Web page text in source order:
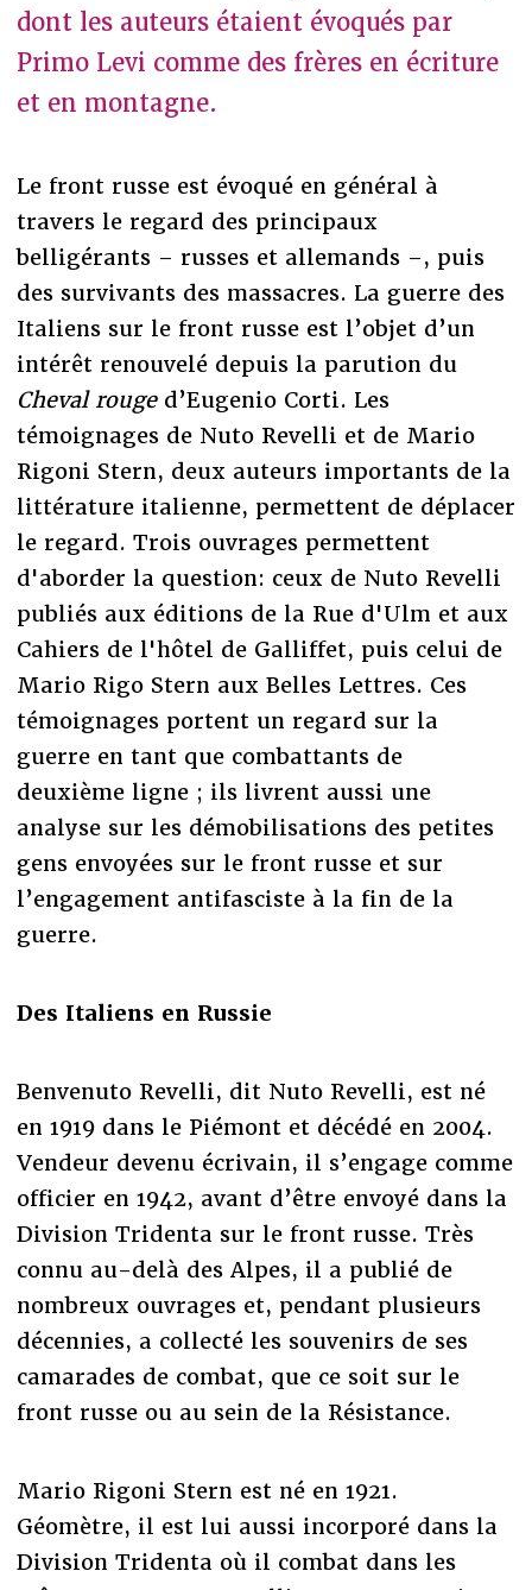
dont les auteurs étaient évoqués par
Primo Levi comme des frères en écriture
et en montagne.
Le front russe est évoqué en général à
travers le regard des principaux
belligérants – russes et allemands –, puis
des survivants des massacres. La guerre des
Italiens sur le front russe est l’objet d’un
intérêt renouvelé depuis la parution du
Cheval rouged’Eugenio Corti. Les
témoignages de Nuto Revelli et de Mario
Rigoni Stern, deux auteurs importants de la
littérature italienne, permettent de déplacer
le regard. Trois ouvrages permettent
d'aborder la question: ceux de Nuto Revelli
publiés aux éditions de la Rue d'Ulm et aux
Cahiers de l'hôtel de Galliffet, puis celui de
Mario Rigo Stern aux Belles Lettres. Ces
témoignages portent un regard sur la
guerre en tant que combattants de
deuxième ligne ; ils livrent aussi une
analyse sur les démobilisations des petites
gens envoyées sur le front russe et sur
l’engagement antifasciste à la fin de la
guerre.
Des Italiens en Russie
Benvenuto Revelli, dit Nuto Revelli, est né
en 1919 dans le Piémont et décédé en 2004.
Vendeur devenu écrivain, il s’engage comme
officier en 1942, avant d’être envoyé dans la
Division Tridenta sur le front russe. Très
connu au-delà des Alpes, il a publié de
nombreux ouvrages et, pendant plusieurs
décennies, a collecté les souvenirs de ses
camarades de combat, que ce soit sur le
front russe ou au sein de la Résistance.
Mario Rigoni Stern est né en 1921.
Géomètre, il est lui aussi incorporé dans la
Division Tridenta où il combat dans les